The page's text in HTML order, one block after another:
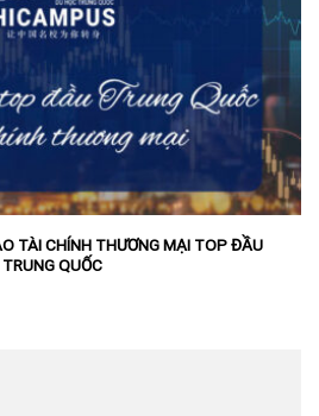
TÀI CHÍNH THƯƠNG MẠI TOP ĐẦU
TRUNG QUỐC